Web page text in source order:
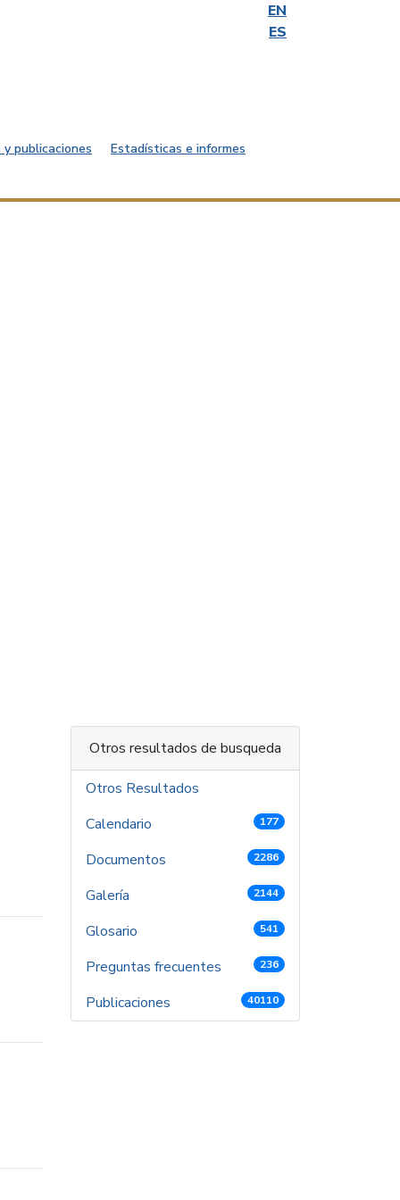
EN
ES
publicaciones Estadísticas e informes
Otros resultados de busqueda
Otros Resultados
Calendario
177
Documentos 2286
Galería 2144
Glosario 541
Preguntas frecuentes 236
Publicaciones 40110